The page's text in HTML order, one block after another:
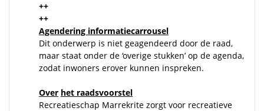
++
++
Agendering informatiecarrousel
Dit onderwerp is niet geagendeerd door de raad,
maar staat onder de ‘overige stukken’ op de agenda,
zodat inwoners erover kunnen inspreken.
Over het raadsvoorstel
Recreatieschap Marrekrite zorgt voor recreatieve